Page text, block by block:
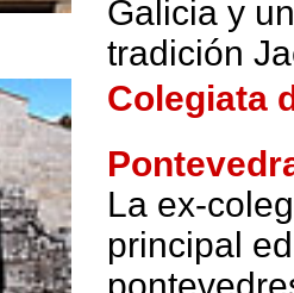
Galicia y
tradición
Colegiata
La ex-
principal